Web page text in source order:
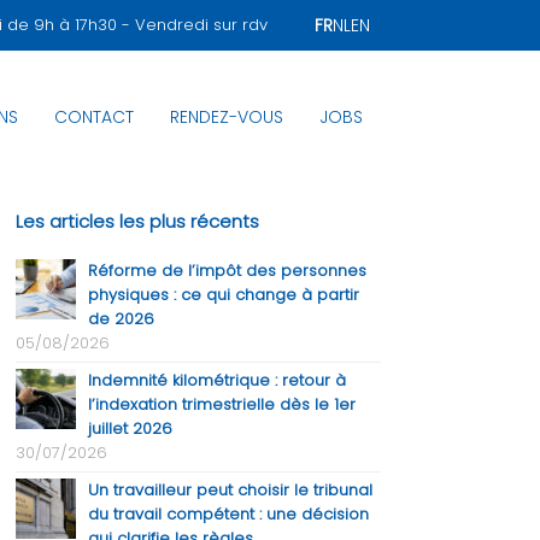
9h à 17h30 - Vendredi sur rdv FRNLEN
CONTACT RENDEZ-VOUS JOBS
Les articles les plus récents
Réforme de l’impôt des personnes
physiques : ce qui change à partir
de 2026
05/08/2026
Indemnité kilométrique : retour à
l’indexation trimestrielle dès le 1er
juillet 2026
30/07/2026
Un travailleur peut choisir le tribunal
du travail compétent : une décision